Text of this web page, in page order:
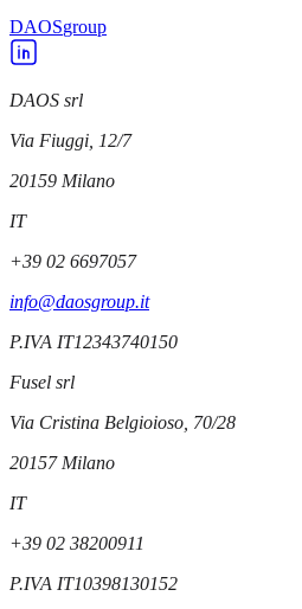
DAOSgroup
DAOS srl
Via Fiuggi, 12/7
20159 Milano
IT
+39 02 6697057
info@daosgroup.it
P.IVA IT12343740150
Fusel srl
Via Cristina Belgioioso, 70/28
20157 Milano
IT
+39 02 38200911
P.IVA IT10398130152